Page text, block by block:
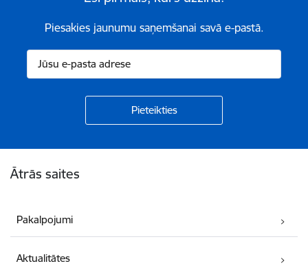
Piesakies jaunumu saņemšanai savā e-pastā.
Ātrās saites
Pakalpojumi
Aktualitātes